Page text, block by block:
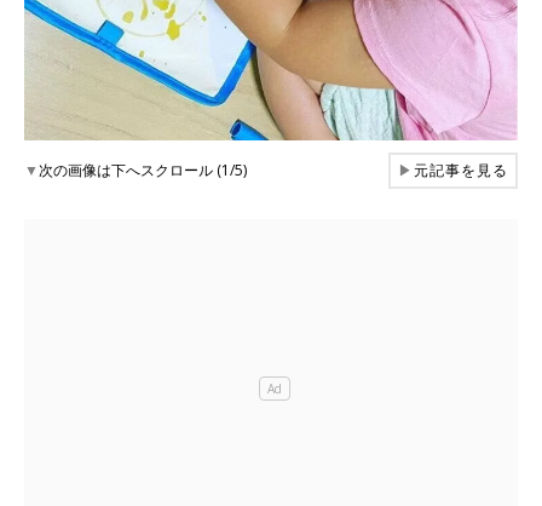
▼次の画像は下へスクロール (1/5) ▶元記事を見る